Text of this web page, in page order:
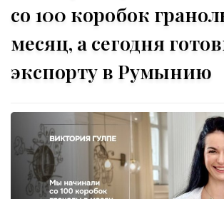
со 100 коробок
месяц, а сегодня
экспорту в Румынию